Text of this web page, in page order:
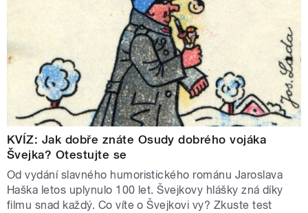
KVÍZ: Jak dobře znáte Osudy dobrého vojáka
Švejka? Otestujte se
Od vydání slavného humoristického románu Jaroslava
Haška letos uplynulo 100 let. Švejkovy hlášky zná díky
filmu snad každý. Co víte o Švejkovi vy? Zkuste test